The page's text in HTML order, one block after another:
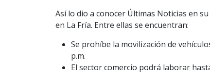
Así lo dio a conocer Últimas Noticias en
en La Fría. Entre ellas se encuentran:
Se prohíbe la movilización de
p.m.
El sector comercio podrá laborar